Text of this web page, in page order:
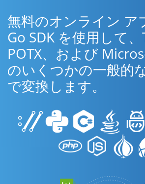
無料のオンライン ア
Go SDK を使用して、
POTX、および
のいくつかの一般的
で変換します。